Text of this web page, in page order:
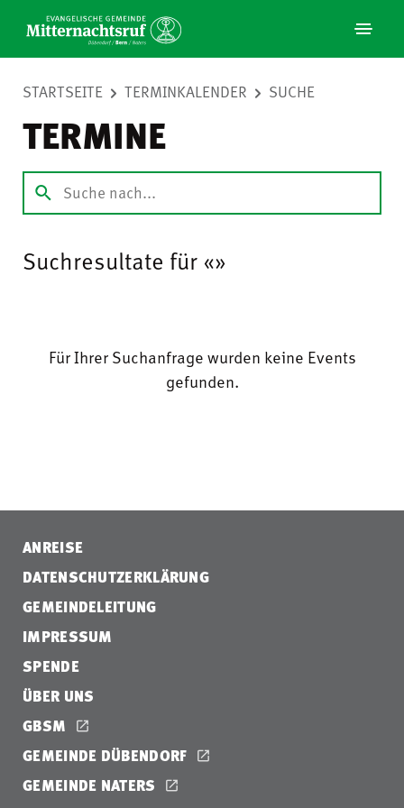
STARTSEITE TERMINKALENDER SUCHE
TERMINE
Suchresultate für «»
Für Ihrer Suchanfrage wurden keine Events
gefunden.
ANREISE
DATENSCHUTZERKLÄRUNG
GEMEINDELEITUNG
IMPRESSUM
SPENDE
ÜBER UNS
GBSM
GEMEINDE DÜBENDORF
GEMEINDE NATERS